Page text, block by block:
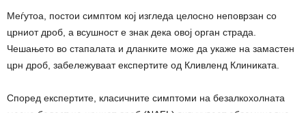
Меѓутоа, постои симптом кој изгледа целосно неповрзан со
црниот дроб, а всушност е знак дека овој орган страда.
Чешањето во стапалата и дланките може да укаже на замастен
црн дроб, забележуваат експертите од Кливленд Клиниката.
Според експертите, класичните симптоми на безалкохолната